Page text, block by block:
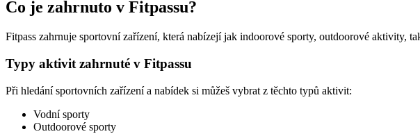
Co je zahrnuto v Fitpassu?
Fitpass zahrnuje sportovní zařízení, která nabízejí jak indoorové sporty, outdoorové aktivity,
Typy aktivit zahrnuté v Fitpassu
Při hledání sportovních zařízení a nabídek si můžeš vybrat z těchto typů aktivit:
Vodní sporty
Outdoorové sporty